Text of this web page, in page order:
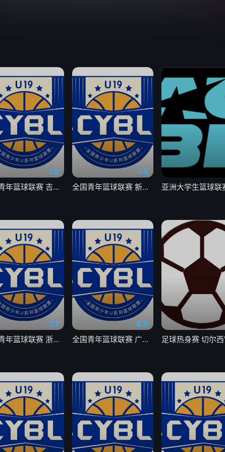
7.2
全国青年篮球联赛 吉林东北虎75-63北京首钢20260805
7.4
全国青年篮球联赛 新疆广汇60-88上海久事20260805
7.7
全国青年篮球联赛 浙江广厦81-70山东山高20260805
8.9
全国青年篮球联赛 广东宏远101-93吉林东北虎20260803